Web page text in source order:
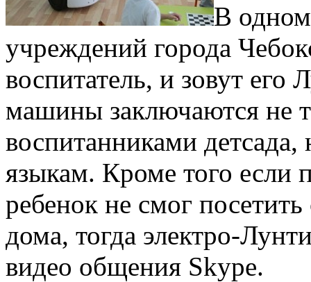
В
учреждений города
воспитатель, и зовут
машины заключаются не
воспитанниками
языкам. Кроме того если
ребенок не смог
дома, тогда электро-
видео общения Skype.